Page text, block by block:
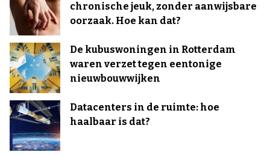
chronische jeuk, zonder aanwijsbare
oorzaak. Hoe kan dat?
De kubuswoningen in Rotterdam
waren verzet tegen eentonige
nieuwbouwwijken
Datacenters in de ruimte: hoe
haalbaar is dat?